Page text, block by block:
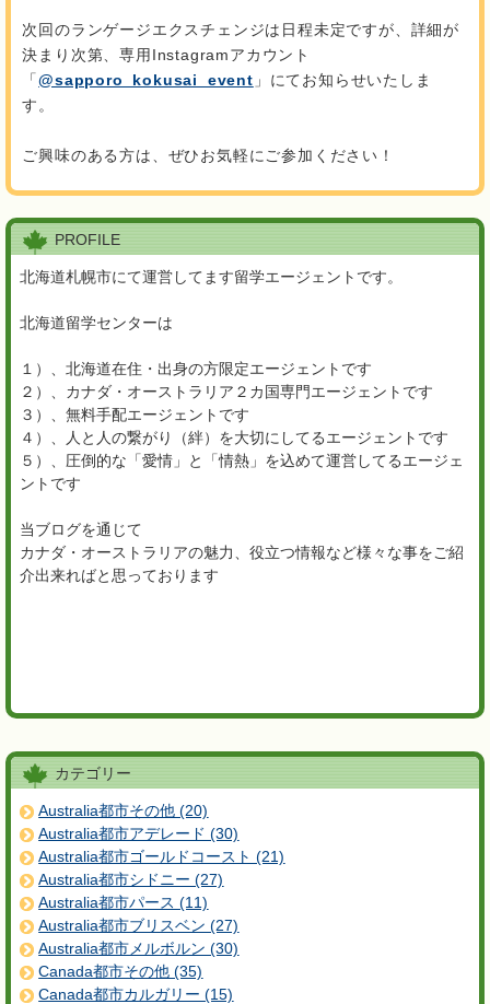
次回のランゲージエクスチェンジは日程未定ですが、詳細が
決まり次第、専用Instagramアカウント
「@sapporo_kokusai_event 」にてお知らせいたしま
す。
ご興味のある方は、ぜひお気軽にご参加ください！
PROFILE
北海道札幌市にて運営してます留学エージェントです。
北海道留学センターは
１）、北海道在住・出身の方限定エージェントです
２）、カナダ・オーストラリア２カ国専門エージェントです
３）、無料手配エージェントです
４）、人と人の繋がり（絆）を大切にしてるエージェントです
５）、圧倒的な「愛情」と「情熱」を込めて運営してるエージェ
ントです
当ブログを通じて
カナダ・オーストラリアの魅力、役立つ情報など様々な事をご紹
介出来ればと思っております
カテゴリー
Australia都市その他 (20)
Australia都市アデレード (30)
Australia都市ゴールドコースト (21)
Australia都市シドニー (27)
Australia都市パース (11)
Australia都市ブリスベン (27)
Australia都市メルボルン (30)
Canada都市その他 (35)
Canada都市カルガリー (15)